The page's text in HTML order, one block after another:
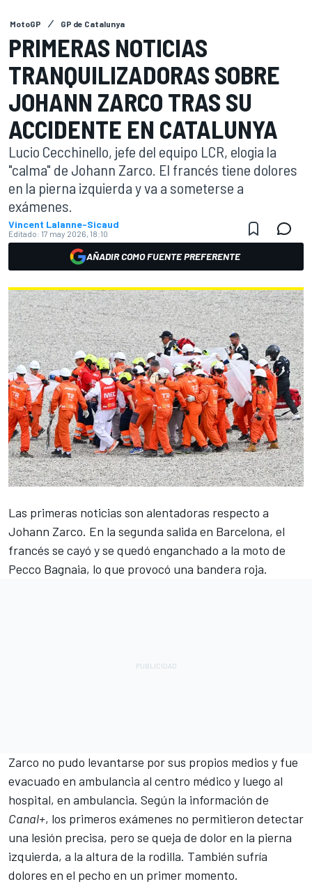
MotoGP GP de Catalunya
PRIMERAS NOTICIAS
TRANQUILIZADORAS SOBRE
JOHANN ZARCO TRAS SU
ACCIDENTE EN CATALUNYA
Lucio Cecchinello, jefe del equipo LCR, elogia la
"calma" de Johann Zarco. El francés tiene dolores
en la pierna izquierda y va a someterse a
exámenes.
Vincent Lalanne-Sicaud
Editado: 17 may 2026, 18:10
AÑADIR COMO FUENTE PREFERENTE
Las primeras noticias son alentadoras respecto a
Johann Zarco. En la segunda salida en Barcelona, el
francés se cayó y se quedó enganchado a la moto de
Pecco Bagnaia, lo que provocó una bandera roja.
Zarco no pudo levantarse por sus propios medios y fue
evacuado en ambulancia al centro médico y luego al
hospital, en ambulancia. Según la información de
Canal+, los primeros exámenes no permitieron detectar
una lesión precisa, pero se queja de dolor en la pierna
izquierda, a la altura de la rodilla. También sufría
dolores en el pecho en un primer momento.